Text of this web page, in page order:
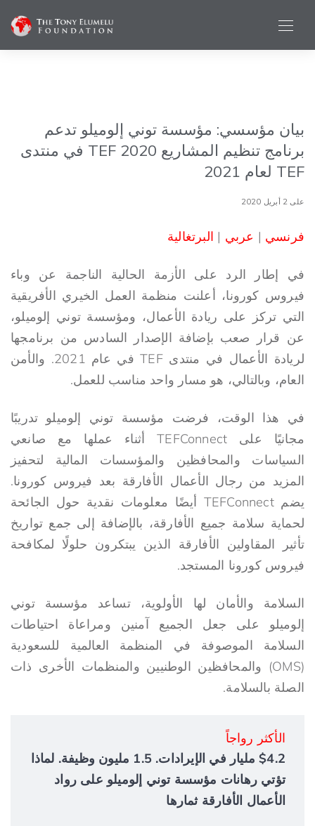
بيان مؤسسي: مؤسسة توني إلوميلو تدعم
برنامج تنظيم المشاريع TEF 2020 في منتدى
TEF لعام 2021
على 2 أبريل 2020
فرنسي | عربي | البرتغالية
في إطار الرد على الأزمة الحالية الناجمة عن وباء
فيروس كورونا، أعلنت منظمة العمل الخيري الأفريقية
التي تركز على ريادة الأعمال، ومؤسسة توني إلوميلو،
عن قرار صعب بإضافة الإصدار السادس من برنامجها
لريادة الأعمال في منتدى TEF في عام 2021. والأمن
العام، وبالتالي، هو مسار واحد مناسب للعمل.
في هذا الوقت، فرضت مؤسسة توني إلوميلو تدريبًا
مجانيًا على TEFConnect أثناء عملها مع صانعي
السياسات والمحافظين والمؤسسات المالية لتحفيز
المزيد من رجال الأعمال الأفارقة بعد فيروس كورونا.
يضم TEFConnect أيضًا معلومات نقدية حول الجائحة
لحماية سلامة جميع الأفارقة، بالإضافة إلى جمع تواريخ
تأثير المقاولين الأفارقة الذين يبتكرون حلولًا لمكافحة
فيروس كورونا المستجد.
السلامة والأمان لها الأولوية، تساعد مؤسسة توني
إلوميلو على جعل الجميع آمنين ومراعاة احتياطات
السلامة الموصوفة في المنظمة العالمية للسعودية
(OMS) والمحافظين الوطنيين والمنظمات الأخرى ذات
الصلة بالسلامة.
الأكثر رواجاً
$4.2 مليار في الإيرادات. 1.5 مليون وظيفة. لماذا
تؤتي رهانات مؤسسة توني إلوميلو على رواد
الأعمال الأفارقة ثمارها